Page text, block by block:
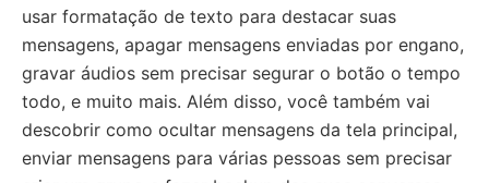
usar formatação de texto para destacar suas
mensagens, apagar mensagens enviadas por engano,
gravar áudios sem precisar segurar o botão o tempo
todo, e muito mais. Além disso, você também vai
descobrir como ocultar mensagens da tela principal,
enviar mensagens para várias pessoas sem precisar